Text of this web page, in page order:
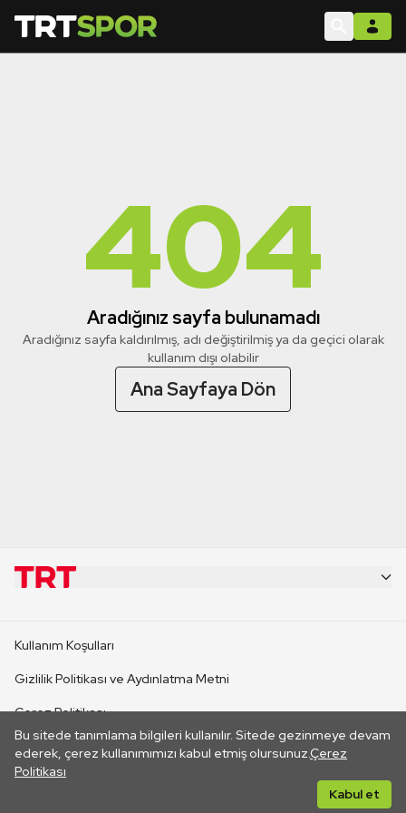
404
Aradığınız sayfa bulunamadı
Aradığınız sayfa kaldırılmış, adı değiştirilmiş ya da geçici olarak
kullanım dışı olabilir
Ana Sayfaya Dön
Bu sitede tanımlama bilgileri kullanılır. Sitede gezinmeye devam
ederek, çerez kullanımımızı kabul etmiş olursunuz.Çerez
Politikası
Kabul et
CANLI YAYINLAR
Kullanım Koşulları
Gizlilik Politikası ve Aydınlatma Metni
Çerez Politikası
İletişim
Her hakkı saklıdır. ©2026 TRT. Bağlantı yoluyla gidilen dış